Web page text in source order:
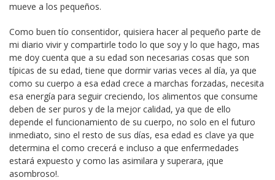
mueve a los pequeños.
Como buen tío consentidor, quisiera hacer al pequeño parte de
mi diario vivir y compartirle todo lo que soy y lo que hago, mas
me doy cuenta que a su edad son necesarias cosas que son
típicas de su edad, tiene que dormir varias veces al día, ya que
como su cuerpo a esa edad crece a marchas forzadas, necesita
esa energía para seguir creciendo, los alimentos que consume
deben de ser puros y de la mejor calidad, ya que de ello
depende el funcionamiento de su cuerpo, no solo en el futuro
inmediato, sino el resto de sus días, esa edad es clave ya que
determina el como crecerá e incluso a que enfermedades
estará expuesto y como las asimilara y superara, ¡que
asombroso!.